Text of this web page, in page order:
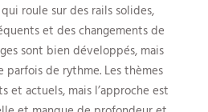
roule sur des rails solides,
et des changements de
sont bien développés, mais
parfois de rythme. Les thèmes
et actuels, mais l’approche est